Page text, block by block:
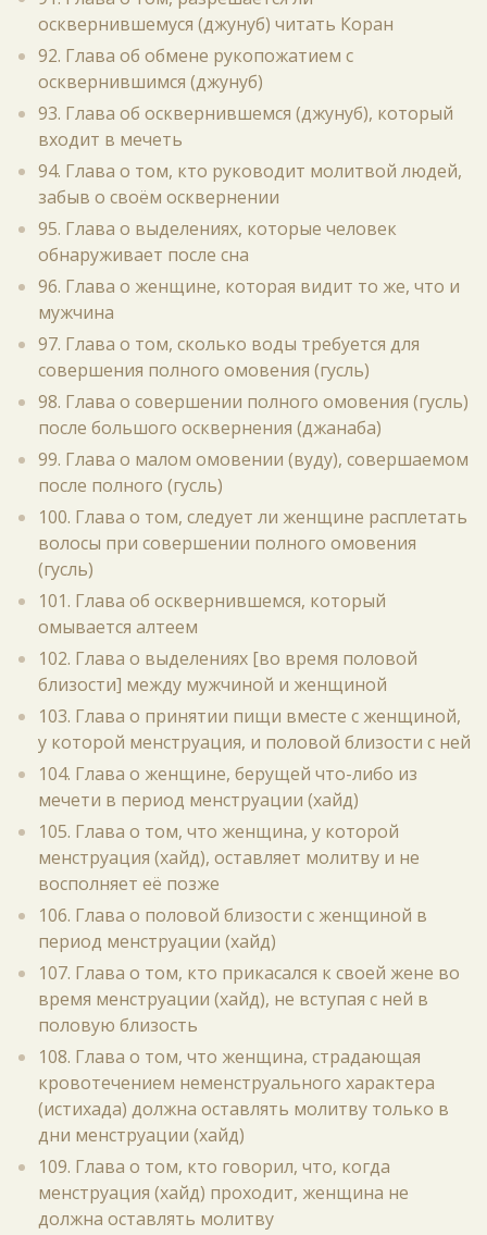
осквернившемуся (джунуб) читать Коран
92. Глава об обмене рукопожатием с
осквернившимся (джунуб)
93. Глава об осквернившемся (джунуб), который
входит в мечеть
94. Глава о том, кто руководит молитвой людей,
забыв о своём осквернении
95. Глава о выделениях, которые человек
обнаруживает после сна
96. Глава о женщине, которая видит то же, что и
мужчина
97. Глава о том, сколько воды требуется для
совершения полного омовения (гусль)
98. Глава о совершении полного омовения (гусль)
после большого осквернения (джанаба)
99. Глава о малом омовении (вуду), совершаемом
после полного (гусль)
100. Глава о том, следует ли женщине расплетать
волосы при совершении полного омовения
(гусль)
101. Глава об осквернившемся, который
омывается алтеем
102. Глава о выделениях [во время половой
близости] между мужчиной и женщиной
103. Глава о принятии пищи вместе с женщиной,
у которой менструация, и половой близости с ней
104. Глава о женщине, берущей что-либо из
мечети в период менструации (хайд)
105. Глава о том, что женщина, у которой
менструация (хайд), оставляет молитву и не
восполняет её позже
106. Глава о половой близости с женщиной в
период менструации (хайд)
107. Глава о том, кто прикасался к своей жене во
время менструации (хайд), не вступая с ней в
половую близость
108. Глава о том, что женщина, страдающая
кровотечением неменструального характера
(истихада) должна оставлять молитву только в
дни менструации (хайд)
109. Глава о том, кто говорил, что, когда
менструация (хайд) проходит, женщина не
должна оставлять молитву